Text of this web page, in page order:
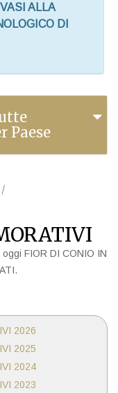
ALLA
DI
Paese
FIOR DI CONIO IN
2026
2025
2024
2023